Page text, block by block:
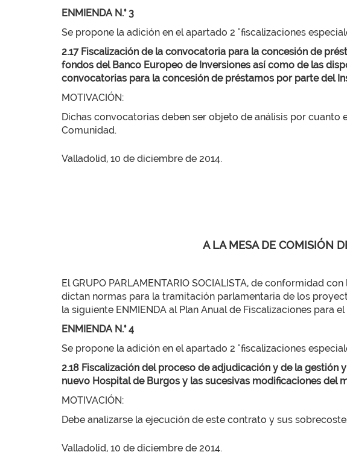
ENMIENDA N.° 3
Se propone la adición en el apartado 2 "fiscalizaciones
2.17 Fiscalización de la convocatoria para la concesión de
fondos del Banco Europeo de Inversiones así como de las
convocatorias para la concesión de préstamos por parte del
MOTIVACIÓN:
Dichas convocatorias deben ser objeto de análisis por
Comunidad.
Valladolid, 10 de diciembre de 2014.
A LA MESA DE COMISIÓN
El GRUPO PARLAMENTARIO SOCIALISTA, de conformidad
dictan normas para la tramitación parlamentaria de los
la siguiente ENMIENDA al Plan Anual de Fiscalizaciones para
ENMIENDA N.° 4
Se propone la adición en el apartado 2 "fiscalizaciones
2.18 Fiscalización del proceso de adjudicación y de la
nuevo Hospital de Burgos y las sucesivas modificaciones del
MOTIVACIÓN:
Debe analizarse la ejecución de este contrato y sus
Valladolid, 10 de diciembre de 2014.